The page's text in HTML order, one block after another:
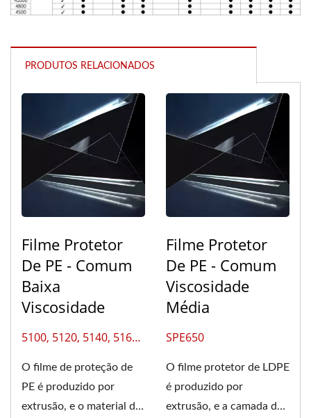
PRODUTOS RELACIONADOS
Filme Protetor
De PE - Comum
Baixa
Viscosidade
5100, 5120, 5140, 5160,
O filme de proteção de
PE é produzido por
extrusão, e o material da
Filme Protetor
De PE - Comum
Viscosidade
Média
SPE650
O filme protetor de LDPE
é produzido por
extrusão, e a camada de